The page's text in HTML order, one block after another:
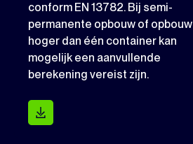
conform EN 13782. Bij semi-
permanente opbouw of opbouw
hoger dan één container kan
mogelijk een aanvullende
berekening vereist zijn.